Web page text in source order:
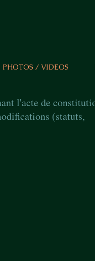
PHOTOS / VIDEOS
l'acte de
(statuts,